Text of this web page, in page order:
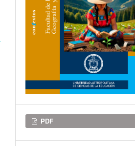
Descargas
PDF